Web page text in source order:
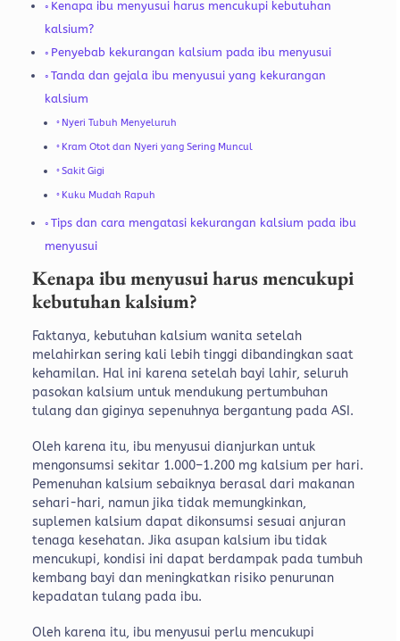
Kenapa ibu menyusui harus mencukupi kebutuhan
kalsium?
Penyebab kekurangan kalsium pada ibu menyusui
Tanda dan gejala ibu menyusui yang kekurangan
kalsium
Nyeri Tubuh Menyeluruh
Kram Otot dan Nyeri yang Sering Muncul
Sakit Gigi
Kuku Mudah Rapuh
Tips dan cara mengatasi kekurangan kalsium pada ibu
menyusui
Kenapa ibu menyusui harus mencukupi
kebutuhan kalsium?
Faktanya, kebutuhan kalsium wanita setelah
melahirkan sering kali lebih tinggi dibandingkan saat
kehamilan. Hal ini karena setelah bayi lahir, seluruh
pasokan kalsium untuk mendukung pertumbuhan
tulang dan giginya sepenuhnya bergantung pada ASI.
Oleh karena itu, ibu menyusui dianjurkan untuk
mengonsumsi sekitar 1.000–1.200 mg kalsium per hari.
Pemenuhan kalsium sebaiknya berasal dari makanan
sehari-hari, namun jika tidak memungkinkan,
suplemen kalsium dapat dikonsumsi sesuai anjuran
tenaga kesehatan. Jika asupan kalsium ibu tidak
mencukupi, kondisi ini dapat berdampak pada tumbuh
kembang bayi dan meningkatkan risiko penurunan
kepadatan tulang pada ibu.
Oleh karena itu, ibu menyusui perlu mencukupi